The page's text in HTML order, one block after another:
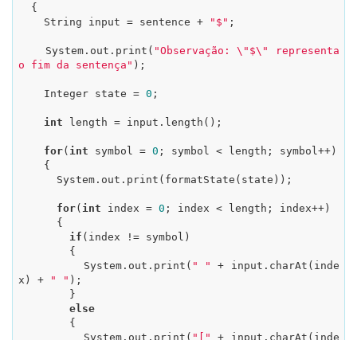
{
    String input = sentence +
"$" ;
    System.out.print(
"Observação: \"$\" representa
o fim da sentença" );
    Integer state =
0 ;
int length = input.length();
for( int symbol = 0 ; symbol < length; symbol++)
for( int index = 0 ; index < length; index++)
if (index != symbol)
          System.out.print(
" "
+ input.charAt(inde
x) +
" " );
else
          System.out.print(
"["
+ input.charAt(inde